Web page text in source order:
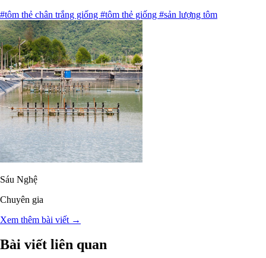
#tôm thẻ chân trắng giống #tôm thẻ giống #sản lượng tôm
Sáu Nghệ
Chuyên gia
Xem thêm bài viết →
Bài viết liên quan